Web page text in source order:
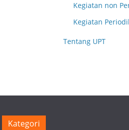
Kegiatan non
Kegiatan
Tentang UPT
Kategori